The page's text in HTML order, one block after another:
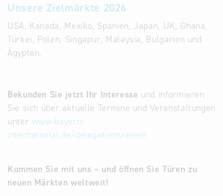
Unsere Zielmärkte 2026
USA, Kanada, Mexiko, Spanien, Japan, UK, Ghana,
Türkei, Polen, Singapur, Malaysia, Bulgarien und
Ägypten.
Bekunden Sie jetzt Ihr Interesse und informieren
Sie sich über aktuelle Termine und Veranstaltungen
unter www.bayern-
international.de/delegationsreisen
Kommen Sie mit uns – und öffnen Sie Türen zu
neuen Märkten weltweit!